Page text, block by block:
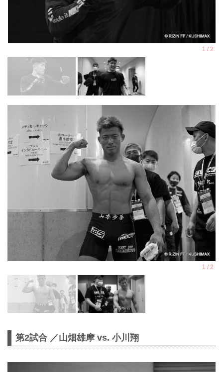
第2試合 ／山畑雄摩 vs. 小川翔